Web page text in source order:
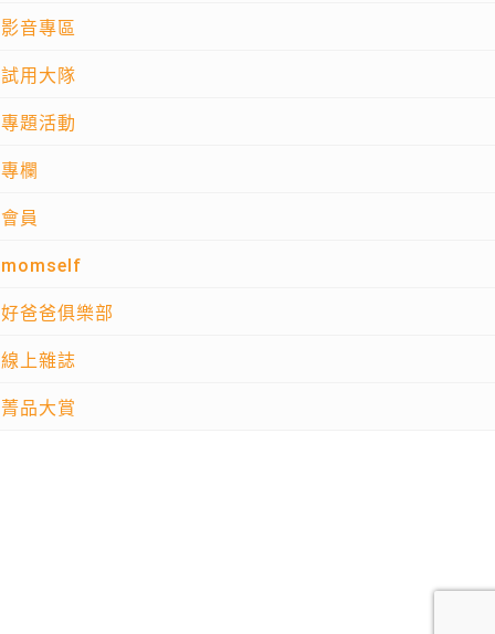
影音專區
試用大隊
專題活動
專欄
會員
momself
好爸爸俱樂部
線上雜誌
菁品大賞